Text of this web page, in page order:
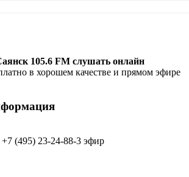
105.6 FM слушать онлайн
в хорошем качестве и прямом эфире
(495) 23-24-88-3 эфир